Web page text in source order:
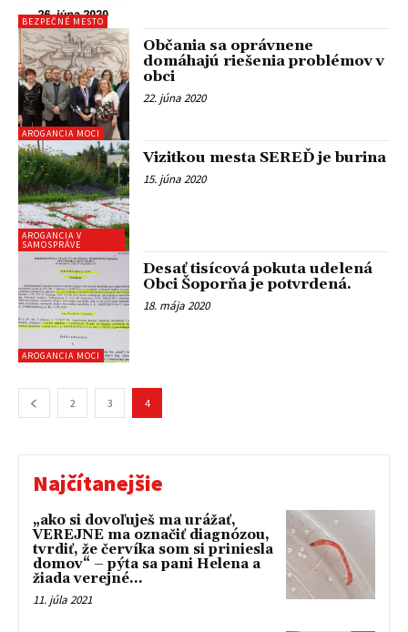
BEZPEČNÉ MESTO
AROGANCIA MOCI
Občania sa oprávnene
domáhajú riešenia problémov v
obci
22. júna 2020
AROGANCIA V
SAMOSPRÁVE
Vizitkou mesta SEREĎ je burina
15. júna 2020
AROGANCIA MOCI
Desať tisícová pokuta udelená
Obci Šoporňa je potvrdená.
18. mája 2020
2 3 4
Najčítanejšie
„ako si dovoľuješ ma urážať,
VEREJNE ma označiť diagnózou,
tvrdiť, že červíka som si priniesla
domov“ – pýta sa pani Helena a
žiada verejné...
11. júla 2021